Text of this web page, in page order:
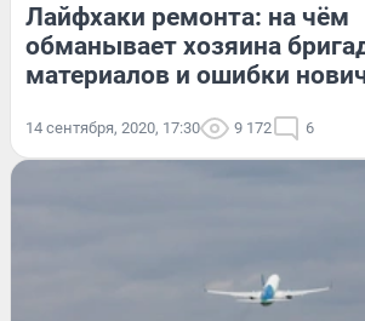
Лайфхаки ремонта: на чём
обманывает хозяина
материалов и ошибки
14 сентября, 2020, 17:30 9 172 6